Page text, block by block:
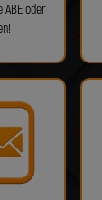
ABE oder